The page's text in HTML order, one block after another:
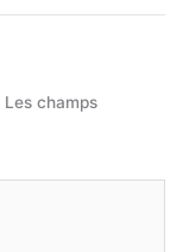
Les champs